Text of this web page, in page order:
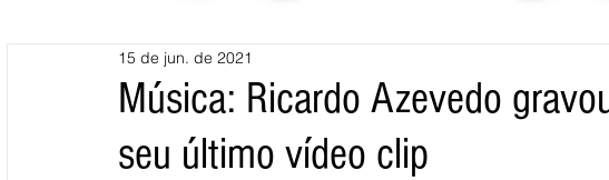
Música: Ricardo Azevedo
seu último vídeo clip
15 de jun. de 2021